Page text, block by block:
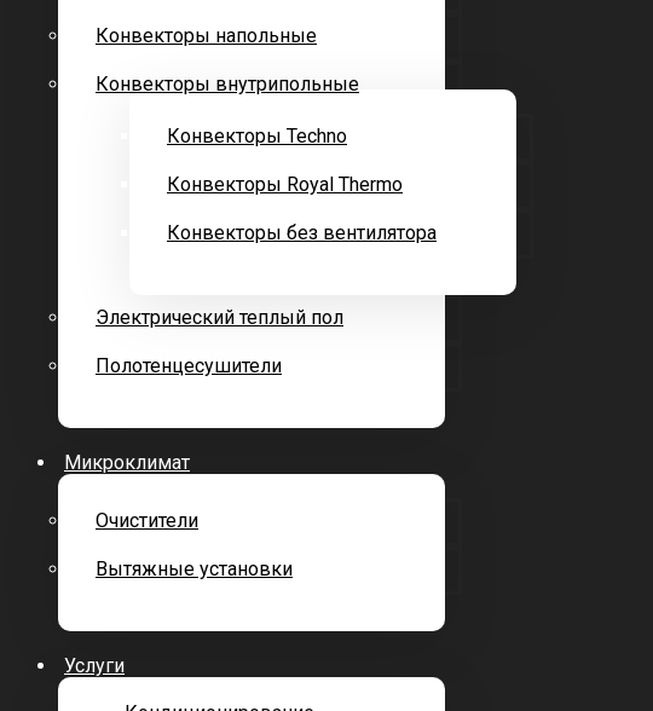
Конвекторы напольные
Конвекторы внутрипольные
Конвекторы Techno
Конвекторы Royal Thermo
Конвекторы без вентилятора
Электрический теплый пол
Полотенцесушители
Микроклимат
Очистители
Вытяжные установки
Услуги